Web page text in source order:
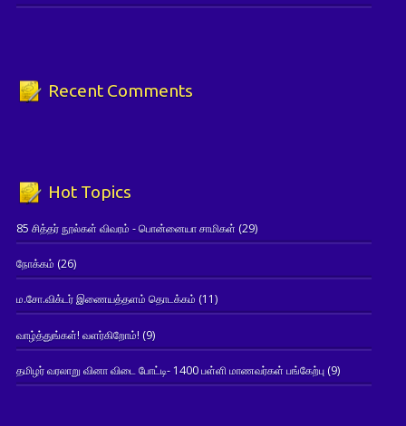
Recent Comments
Hot Topics
85 சித்தர் நூல்கள் விவரம் - பொன்னையா சாமிகள் (29)
நோக்கம் (26)
ம.சோ.விக்டர் இணையத்தளம் தொடக்கம் (11)
வாழ்த்துங்கள்! வளர்கிறோம்! (9)
தமிழர் வரலாறு வினா விடை போட்டி- 1400 பள்ளி மாணவர்கள் பங்கேற்பு(9)